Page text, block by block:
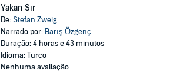
Yakan Sır
De:Stefan Zweig
Narrado por: Barış Özgenç
Duração: 4 horas e 43 minutos
Idioma: Turco
Nenhuma avaliação